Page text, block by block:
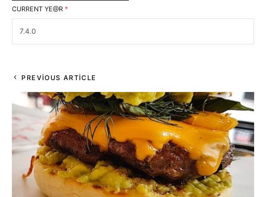
CURRENT YE@R *
PREVIOUS ARTICLE